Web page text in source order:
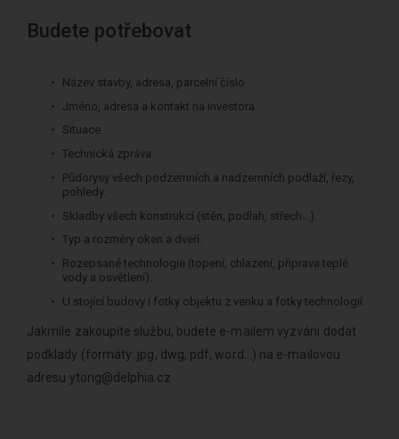
Budete potřebovat
Název stavby, adresa, parcelní číslo
Jméno, adresa a kontakt na investora.
Situace
Technická zpráva.
Půdorysy všech podzemních a nadzemních podlaží, řezy,
pohledy.
Skladby všech konstrukcí (stěn, podlah, střech...).
Typ a rozměry oken a dveří.
Rozepsané technologie (topení, chlazení, příprava teplé
vody a osvětlení).
U stojící budovy i fotky objektu z venku a fotky technologií.
Jakmile zakoupíte službu, budete e-mailem vyzváni dodat
podklady (formáty: jpg, dwg, pdf, word...) na e-mailovou
adresu ytong@delphia.cz